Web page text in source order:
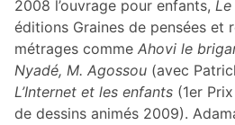
2008 l’ouvrage pour enfants,
éditions Graines de pensées et
métrages comme Ahovi le
Nyadé, M. Agossou (avec
L’Internet et les enfants (1er
de dessins animés 2009).